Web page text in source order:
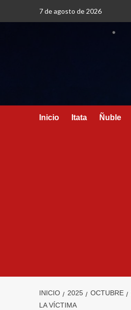
7 de agosto de 2026
Inicio Itata Ñuble
INICIO 2025 OCTUBRE
LA VÍCTIMA